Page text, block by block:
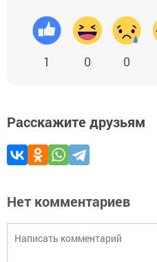
1 0 0
Расскажите друзьям
Нет комментариев